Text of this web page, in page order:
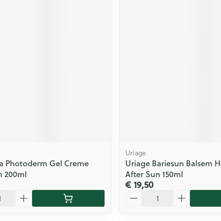
Photoderm Gel Creme
200ml
Uriage
Uriage Bariesun Balsem
After Sun 150ml
€ 19,50